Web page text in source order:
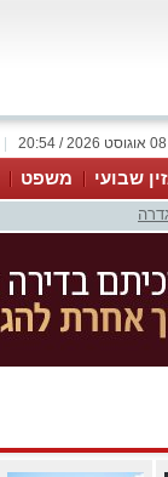
08 אוגוסט 2026 / 20:54
שבועי משפט